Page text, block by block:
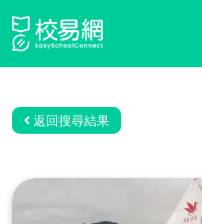
搜
務
資
返回搜尋結果